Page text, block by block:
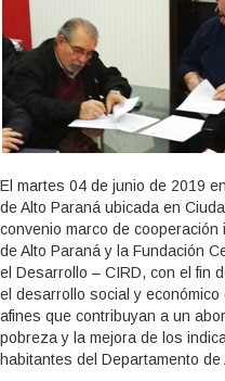
El martes 04 de junio de 2019
de Alto Paraná ubicada en
convenio marco de
de Alto Paraná y la Fundación
el Desarrollo – CIRD, con el fin
el desarrollo social y
afines que contribuyan a un
pobreza y la mejora de los
habitantes del Departamento de